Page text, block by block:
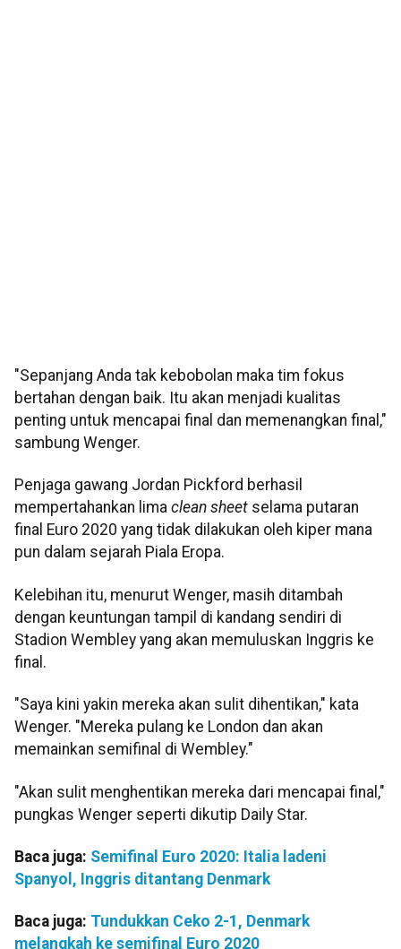
"Sepanjang Anda tak kebobolan maka tim fokus
bertahan dengan baik. Itu akan menjadi kualitas
penting untuk mencapai final dan memenangkan final,"
sambung Wenger.
Penjaga gawang Jordan Pickford berhasil
mempertahankan lima clean sheet selama putaran
final Euro 2020 yang tidak dilakukan oleh kiper mana
pun dalam sejarah Piala Eropa.
Kelebihan itu, menurut Wenger, masih ditambah
dengan keuntungan tampil di kandang sendiri di
Stadion Wembley yang akan memuluskan Inggris ke
final.
"Saya kini yakin mereka akan sulit dihentikan," kata
Wenger. "Mereka pulang ke London dan akan
memainkan semifinal di Wembley."
"Akan sulit menghentikan mereka dari mencapai final,"
pungkas Wenger seperti dikutip Daily Star.
Baca juga: Semifinal Euro 2020: Italia ladeni
Spanyol, Inggris ditantang Denmark
Baca juga: Tundukkan Ceko 2-1, Denmark
melangkah ke semifinal Euro 2020